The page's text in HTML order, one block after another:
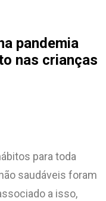
pandemia
nas crianças
para toda
saudáveis foram
a isso,